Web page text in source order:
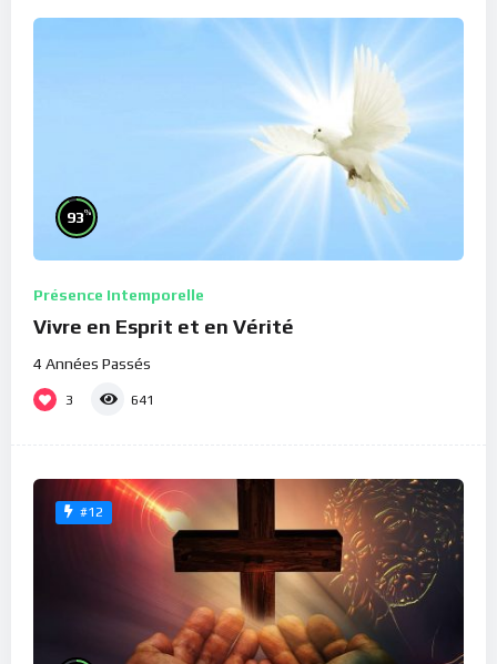
93%
Présence Intemporelle
Vivre en Esprit et en Vérité
4 Années Passés
3 641
#12